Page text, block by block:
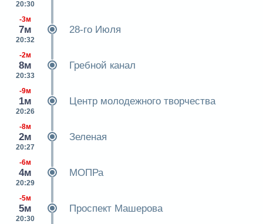
20:30
-3м
7м
20:32
28-го Июля
-2м
8м
20:33
Гребной канал
-9м
1м
20:26
Центр молодежного творчества
-8м
2м
20:27
Зеленая
-6м
4м
20:29
МОПРа
-5м
5м
20:30
Проспект Машерова